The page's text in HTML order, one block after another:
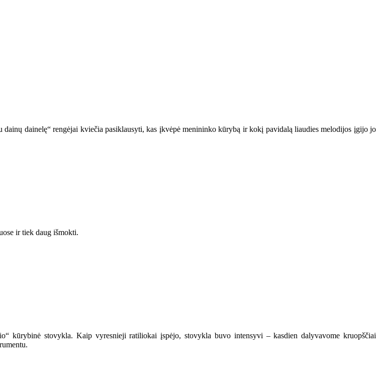
dainelę“ rengėjai kviečia pasiklausyti, kas įkvėpė menininko kūrybą ir kokį pavidalą liaudies melodijos įgijo jo
ir tiek daug išmokti.
kūrybinė stovykla. Kaip vyresnieji ratiliokai įspėjo, stovykla buvo intensyvi – kasdien dalyvavome kruopščiai